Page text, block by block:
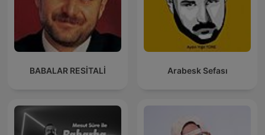
BABALAR RESİTALİ Arabesk Sefası